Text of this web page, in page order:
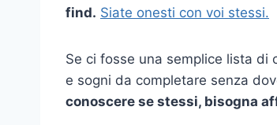
find. Siate onesti con voi stessi.
Se ci fosse una semplice lista di
e sogni da completare senza
conoscere se stessi, bisogna